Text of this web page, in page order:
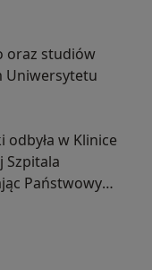
oraz studiów
Uniwersytetu
w Klinice
Szpitala
Państwowy
specjalisty